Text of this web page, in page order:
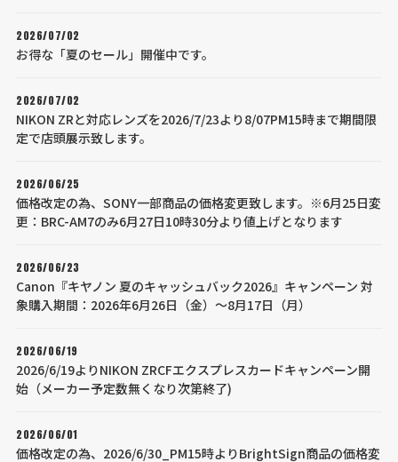
2026/07/02
お得な「夏のセール」開催中です。
2026/07/02
NIKON ZRと対応レンズを2026/7/23より8/07PM15時まで期間限
定で店頭展示致します。
2026/06/25
価格改定の為、SONY一部商品の価格変更致します。※6月25日変
更：BRC-AM7のみ6月27日10時30分より値上げとなります
2026/06/23
Canon『キヤノン 夏のキャッシュバック2026』キャンペーン 対
象購入期間：2026年6月26日（金）～8月17日（月）
2026/06/19
2026/6/19よりNIKON ZRCFエクスプレスカードキャンペーン開
始（メーカー予定数無くなり次第終了)
2026/06/01
価格改定の為、2026/6/30_PM15時よりBrightSign商品の価格変